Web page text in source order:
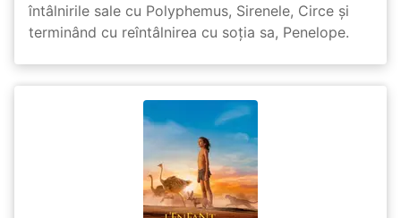
întâlnirile sale cu Polyphemus, Sirenele, Circe și
terminând cu reîntâlnirea cu soția sa, Penelope.